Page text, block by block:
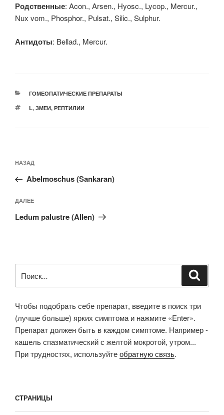
Родственные: Acon., Arsen., Hyosc., Lycop., Mercur.,
Nux vom., Phosphor., Pulsat., Silic., Sulphur.
Антидоты: Bellad., Mercur.
РУБРИКИ
ГОМЕОПАТИЧЕСКИЕ ПРЕПАРАТЫ
МЕТКИ
L, ЗМЕИ, РЕПТИЛИИ
по
записям
Предыдущая
запись:
НАЗАД
Abelmoschus (Sankaran)
Следующая
запись
ДАЛЕЕ
Ledum palustre (Allen)
Чтобы подобрать себе препарат, введите в поиск три
(лучше больше) ярких симптома и нажмите «Enter».
Препарат должен быть в каждом симптоме. Например -
кашель спазматический с желтой мокротой, утром...
При трудностях, используйтеобратную связь.
СТРАНИЦЫ